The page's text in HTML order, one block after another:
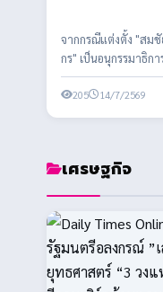
จากกรณีแต่งตั้ง "สม
กร" เป็นอนุกรรมาธิก
เอาผิด สส.พรรคประ
รียมข...
205 14/7/2569
เศรษฐกิจ